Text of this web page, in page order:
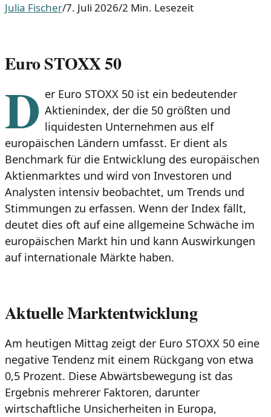
Julia Fischer/7. Juli 2026/2 Min. Lesezeit
Euro STOXX 50
D er Euro STOXX 50 ist ein bedeutender
Aktienindex, der die 50 größten und
liquidesten Unternehmen aus elf
europäischen Ländern umfasst. Er dient als
Benchmark für die Entwicklung des europäischen
Aktienmarktes und wird von Investoren und
Analysten intensiv beobachtet, um Trends und
Stimmungen zu erfassen. Wenn der Index fällt,
deutet dies oft auf eine allgemeine Schwäche im
europäischen Markt hin und kann Auswirkungen
auf internationale Märkte haben.
Aktuelle Marktentwicklung
Am heutigen Mittag zeigt der Euro STOXX 50 eine
negative Tendenz mit einem Rückgang von etwa
0,5 Prozent. Diese Abwärtsbewegung ist das
Ergebnis mehrerer Faktoren, darunter
wirtschaftliche Unsicherheiten in Europa,